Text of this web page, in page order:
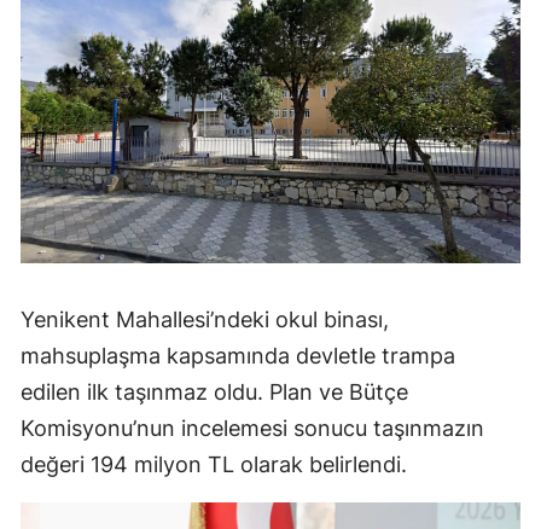
Yenikent Mahallesi’ndeki okul binası,
mahsuplaşma kapsamında devletle trampa
edilen ilk taşınmaz oldu. Plan ve Bütçe
Komisyonu’nun incelemesi sonucu taşınmazın
değeri 194 milyon TL olarak belirlendi.